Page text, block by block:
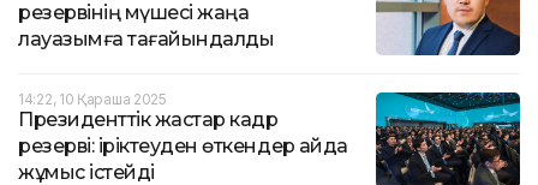
резервінің мүшесі жаңа
лауазымға тағайындалды
14:22, 10 Қараша 2025
Президенттік жастар кадр
резерві: іріктеуден өткендер қайда
жұмыс істейді